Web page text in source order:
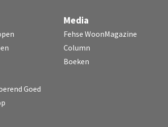
Goed
Media
Fehse WoonMagazine
Column
Boeken